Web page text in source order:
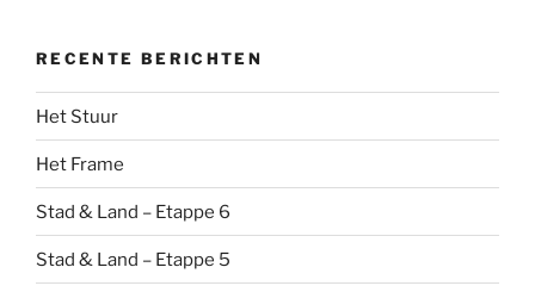
RECENTE BERICHTEN
Het Stuur
Het Frame
Stad & Land – Etappe 6
Stad & Land – Etappe 5